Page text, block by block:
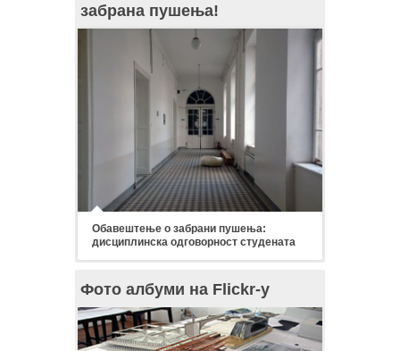
забрана пушења!
Обавештење о забрани пушења:
дисциплинска одговорност студената
Фото албуми на Flickr-у